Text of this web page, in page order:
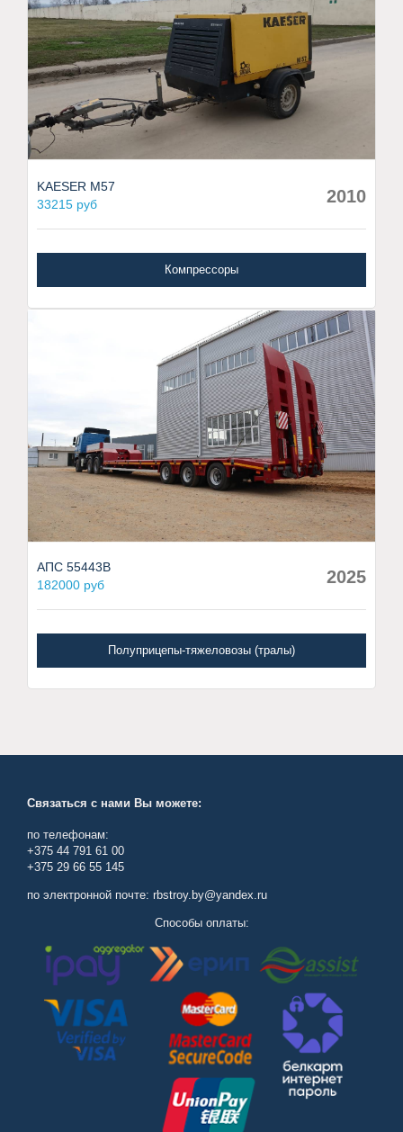
KAESER M57
33215 руб
2010
Компрессоры
АПС 55443В
182000 руб
2025
Полуприцепы-тяжеловозы (тралы)
Связаться с нами Вы можете:
по телефонам:
+375 44 791 61 00
+375 29 66 55 145
по электронной почте: rbstroy.by@yandex.ru
Способы оплаты: